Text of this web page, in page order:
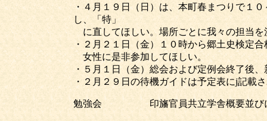
・４月１９日（日）は、本町春まつりで１
し、「特」
に直してほしい。場所ごとに我々の担当を
・２月２１日（金）１０時から郷土史検定
女性に是非参加してほしい。
・５月１日（金）総会および定例会終了後
・２月２９日の待機ガイドは予定表にj記載
勉強会 印旛官員共立学舎概要並びに